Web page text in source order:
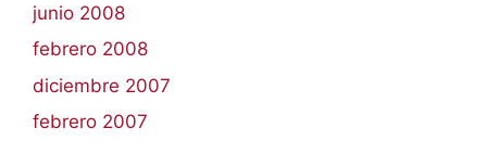
junio 2008
febrero 2008
diciembre 2007
febrero 2007